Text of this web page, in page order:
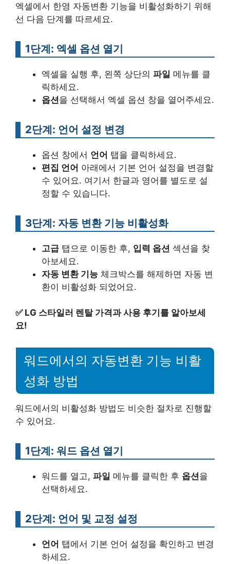
엑셀에서 한영 자동변환 기능을 비활성화하기 위해
선 다음 단계를 따르세요.
1단계: 엑셀 옵션 열기
엑셀을 실행 후, 왼쪽 상단의 파일 메뉴를 클
릭하세요.
옵션을 선택해서 엑셀 옵션 창을 열어주세요.
2단계: 언어 설정 변경
옵션 창에서 언어 탭을 클릭하세요.
편집 언어 아래에서 기본 언어 설정을 변경할
수 있어요. 여기서 한글과 영어를 별도로 설
정할 수 있습니다.
3단계: 자동 변환 기능 비활성화
고급 탭으로 이동한 후, 입력 옵션 섹션을 찾
아보세요.
자동 변환 기능 체크박스를 해제하면 자동 변
환이 비활성화 되었어요.
✅ LG 스타일러 렌탈 가격과 사용 후기를 알아보세
요!
워드에서의 자동변환 기능 비활
성화 방법
워드에서의 비활성화 방법도 비슷한 절차로 진행할
수 있어요.
1단계: 워드 옵션 열기
워드를 열고, 파일 메뉴를 클릭한 후 옵션을
선택하세요.
2단계: 언어 및 교정 설정
언어 탭에서 기본 언어 설정을 확인하고 변경
하세요.